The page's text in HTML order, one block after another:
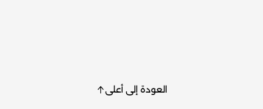
العودة إلى أعلى